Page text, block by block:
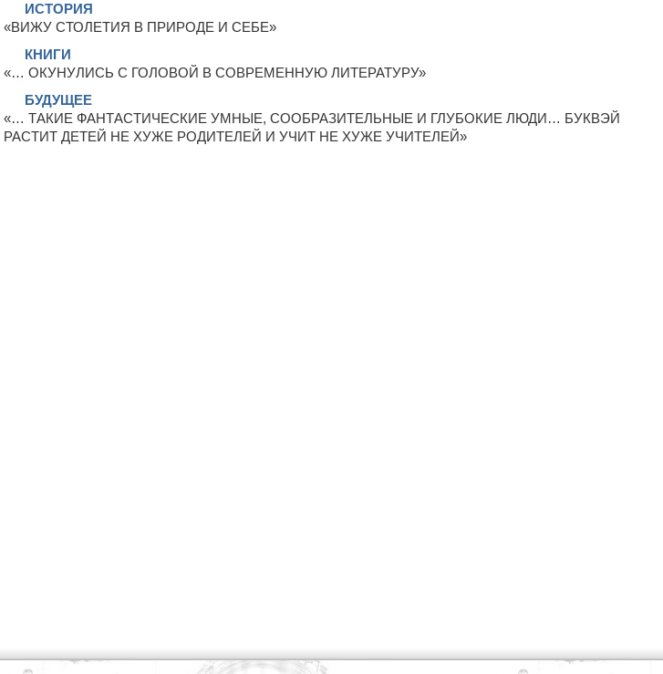
ИСТОРИЯ
«ВИЖУ СТОЛЕТИЯ В ПРИРОДЕ И СЕБЕ»
КНИГИ
«… ОКУНУЛИСЬ С ГОЛОВОЙ В СОВРЕМЕННУЮ ЛИТЕРАТУРУ»
БУДУЩЕЕ
«… ТАКИЕ ФАНТАСТИЧЕСКИЕ УМНЫЕ, СООБРАЗИТЕЛЬНЫЕ И ГЛУБОКИЕ ЛЮДИ… БУКВЭЙ
РАСТИТ ДЕТЕЙ НЕ ХУЖЕ РОДИТЕЛЕЙ И УЧИТ НЕ ХУЖЕ УЧИТЕЛЕЙ»